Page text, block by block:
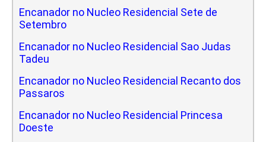
Encanador no Nucleo Residencial Sete de
Setembro
Encanador no Nucleo Residencial Sao Judas
Tadeu
Encanador no Nucleo Residencial Recanto dos
Passaros
Encanador no Nucleo Residencial Princesa
Doeste